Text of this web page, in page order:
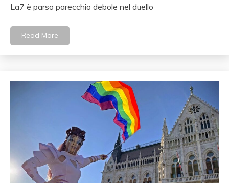
La7 è parso parecchio debole nel duello
Read More